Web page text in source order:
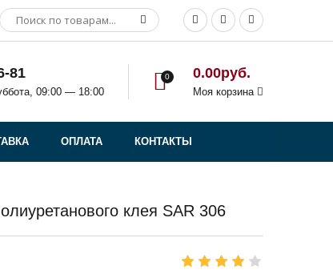
81
09:00 — 18:00
0 0.00руб.
Моя корзина
ОПЛАТА КОНТАКТЫ
клея SAR 306